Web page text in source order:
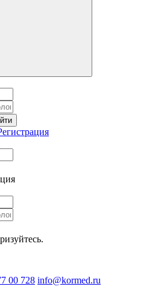
00 728 info@kormed.ru